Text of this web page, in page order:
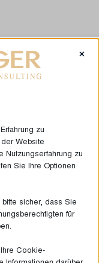
×
zu
Website
Nutzungserfahrung zu
Sie Ihre Optionen
sicher, dass Sie
für
Cookie-